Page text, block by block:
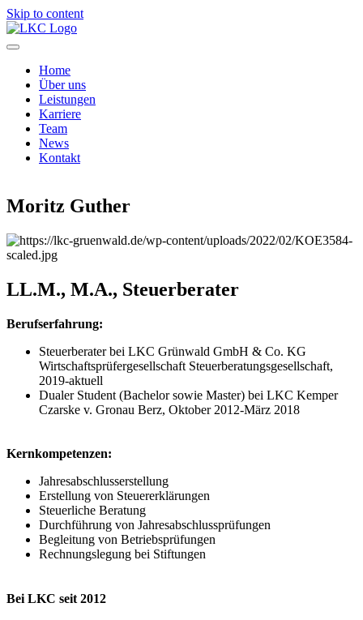
Skip to content
Home
Über uns
Leistungen
Karriere
Team
News
Kontakt
Moritz Guther
LL.M., M.A., Steuerberater
Berufserfahrung:
Steuerberater bei LKC Grünwald GmbH & Co. KG
Wirtschaftsprüfergesellschaft Steuerberatungsgesellschaft,
2019-aktuell
Dualer Student (Bachelor sowie Master) bei LKC Kemper
Czarske v. Gronau Berz, Oktober 2012-März 2018
Kernkompetenzen:
Jahresabschlusserstellung
Erstellung von Steuererklärungen
Steuerliche Beratung
Durchführung von Jahresabschlussprüfungen
Begleitung von Betriebsprüfungen
Rechnungslegung bei Stiftungen
Bei LKC seit 2012